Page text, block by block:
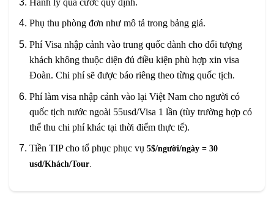
Phụ thu phòng đơn như mô tả trong bảng giá.
Phí Visa nhập cảnh vào trung quốc dành cho đối tượng
khách không thuộc diện đủ điều kiện phù hợp xin visa
Đoàn. Chi phí sẽ được báo riêng theo từng quốc tịch.
Phí làm visa nhập cảnh vào lại Việt Nam cho người có
quốc tịch nước ngoài 55usd/Visa 1 lần (tùy trường hợp có
thể thu chi phí khác tại thời điểm thực tế).
Tiền TIP cho tổ phục phục vụ 5$/người/ngày = 30
usd/Khách/Tour.